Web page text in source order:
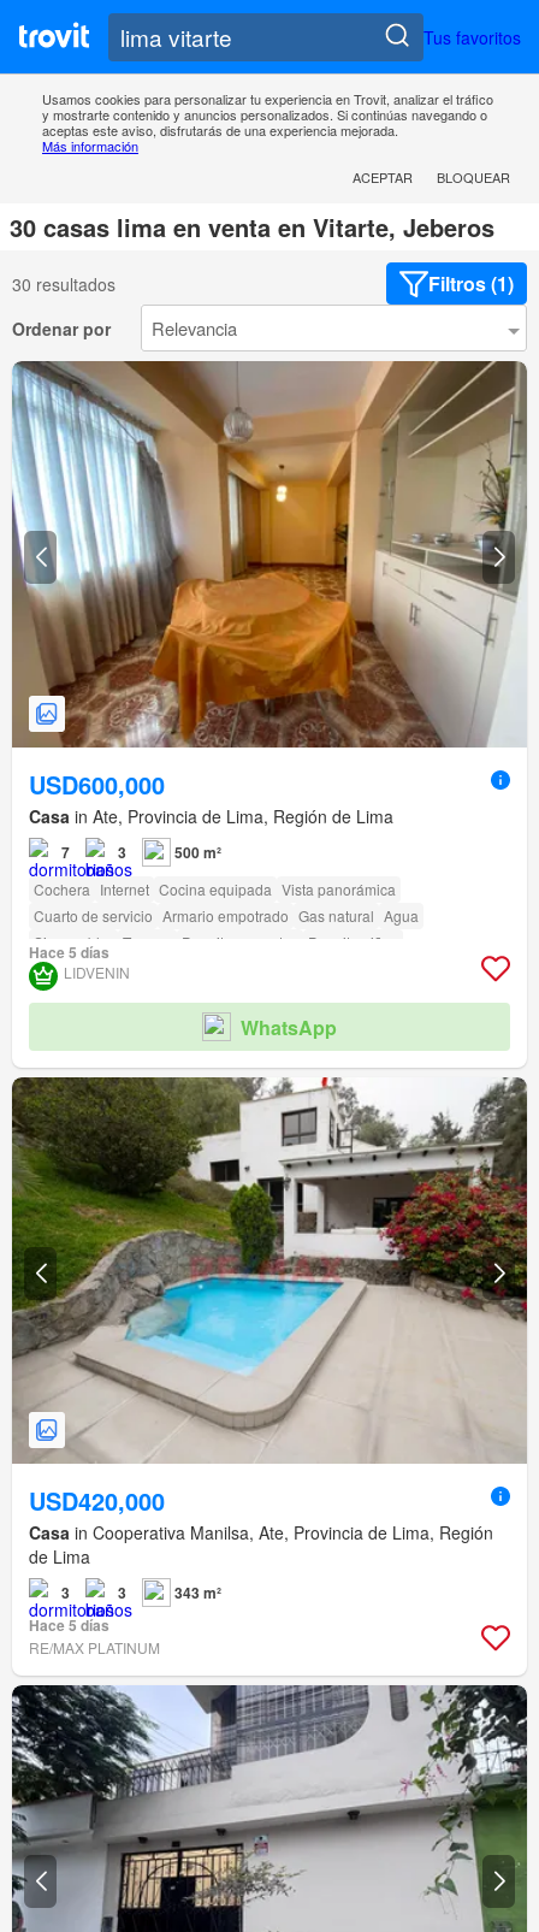
Tus favoritos
Usamos cookies para personalizar tu experiencia en Trovit, analizar el tráfico
y mostrarte contenido y anuncios personalizados. Si continúas navegando o
aceptas este aviso, disfrutarás de una experiencia mejorada.
Más información
ACEPTAR
BLOQUEAR
30 casas lima en venta en Vitarte, Jeberos
30 resultados Filtros (1)
Ordenar por
USD600,000
Casa in Ate, Provincia de Lima, Región de Lima
7 3 500 m²
Cochera Internet Cocina equipada Vista panorámica
Cuarto de servicio Armario empotrado Gas natural Agua
Sin amoblar
Terraza Permite mascotas Permite niños
Hace 5 días
LIDVENIN
WhatsApp
USD420,000
Casa in Cooperativa Manilsa, Ate, Provincia de Lima, Región
de Lima
3 3
343 m²
Hace 5 días
RE/MAX PLATINUM